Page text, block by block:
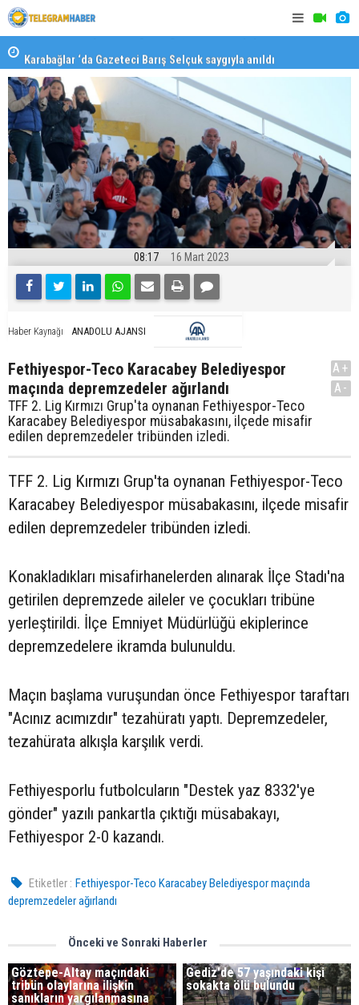
Karabağlar ‘da Gazeteci Barış Selçuk saygıyla anıldı
08:17 16 Mart 2023
Haber Kaynağı ANADOLU AJANSI
Fethiyespor-Teco Karacabey Belediyespor
maçında depremzedeler ağırlandı
TFF 2. Lig Kırmızı Grup'ta oynanan Fethiyespor-Teco
Karacabey Belediyespor müsabakasını, ilçede misafir
edilen depremzedeler tribünden izledi.
A+
A-
TFF 2. Lig Kırmızı Grup'ta oynanan Fethiyespor-Teco
Karacabey Belediyespor müsabakasını, ilçede misafir
edilen depremzedeler tribünden izledi.
Konakladıkları misafirhanelerden alınarak İlçe Stadı'na
getirilen depremzede aileler ve çocukları tribüne
yerleştirildi. İlçe Emniyet Müdürlüğü ekiplerince
depremzedelere ikramda bulunuldu.
Maçın başlama vuruşundan önce Fethiyespor taraftarı
"Acınız acımızdır" tezahüratı yaptı. Depremzedeler,
tezahürata alkışla karşılık verdi.
Fethiyesporlu futbolcuların "Destek yaz 8332'ye
gönder" yazılı pankartla çıktığı müsabakayı,
Fethiyespor 2-0 kazandı.
Etiketler : Fethiyespor-Teco Karacabey Belediyespor maçında
depremzedeler ağırlandı
Önceki ve Sonraki Haberler
Göztepe-Altay maçındaki
tribün olaylarına ilişkin
sanıkların yargılanmasına
Gediz'de 57 yaşındaki kişi
sokakta ölü bulundu